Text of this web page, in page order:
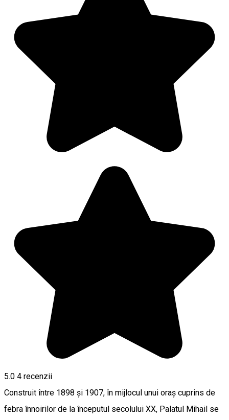
5.0 4 recenzii
Construit între 1898 și 1907, în mijlocul unui oraș cuprins de
febra înnoirilor de la începutul secolului XX, Palatul Mihail se